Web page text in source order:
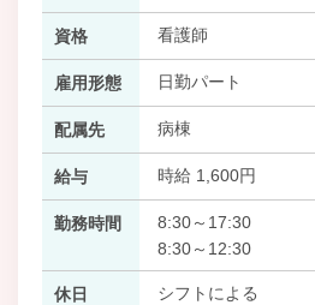
資格 看護師
雇用形態 日勤パート
配属先 病棟
給与 時給 1,600円
勤務時間
8:30～17:30
8:30～12:30
休日 シフトによる